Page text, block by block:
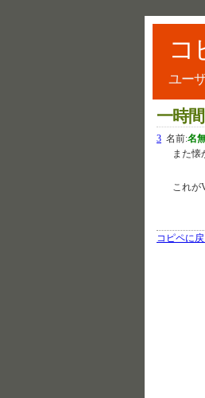
コ
ユー
一時
3 名前:名
また懐
これが
コピペに